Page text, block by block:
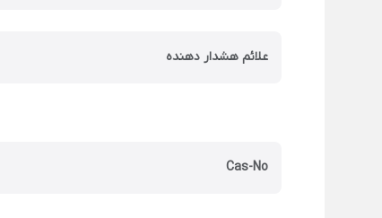
علائم هشدار دهنده
Cas-No